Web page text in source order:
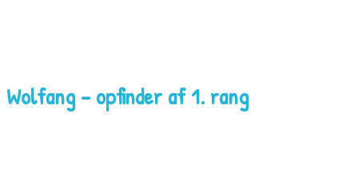
Wolfang – opfinder af 1. rang